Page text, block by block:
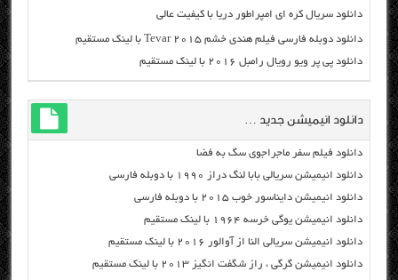
دانلود سریال کره ای امپراطور دریا با کیفیت عالی
دانلود دوبله فارسی فیلم هندی خشم Tevar ۲۰۱۵ با لینک مستقیم
دانلود پی پر ویو رویال رامبل ۲۰۱۶ با لینک مستقیم
دانلود انیمیشن جدید …
دانلود فیلم سفر ماجراجوی سگ به فضا
دانلود انیمیشن سریالی بابا لنگ دراز ۱۹۹۰ با دوبله فارسی
دانلود انیمیشن دایناسور خوب ۲۰۱۵ با دوبله فارسی
دانلود انیمیشن یوگی خرسه ۱۹۶۴ با لینک مستقیم
دانلود انیمیشن سریالی النا از آوالور ۲۰۱۶ با لینک مستقیم
دانلود انیمیشن گرگی ، راز شگفت انگیز ۲۰۱۳ با لینک مستقیم